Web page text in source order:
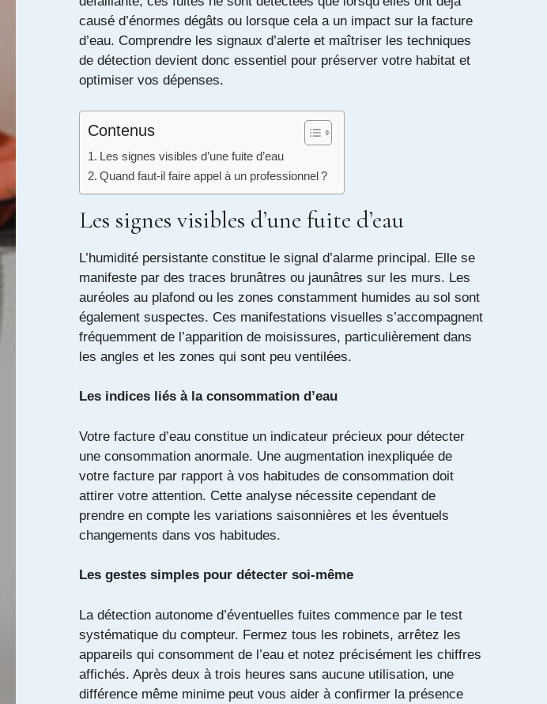
causé d’énormes dégâts ou lorsque cela a un impact sur la facture
d’eau. Comprendre les signaux d’alerte et maîtriser les techniques
de détection devient donc essentiel pour préserver votre habitat et
optimiser vos dépenses.
Contenus
Les signes visibles d’une fuite d’eau
Quand faut-il faire appel à un professionnel ?
Les signes visibles d’une fuite d’eau
L’humidité persistante constitue le signal d’alarme principal. Elle se
manifeste par des traces brunâtres ou jaunâtres sur les murs. Les
auréoles au plafond ou les zones constamment humides au sol sont
également suspectes. Ces manifestations visuelles s’accompagnent
fréquemment de l’apparition de moisissures, particulièrement dans
les angles et les zones qui sont peu ventilées.
Les indices liés à la consommation d’eau
Votre facture d’eau constitue un indicateur précieux pour détecter
une consommation anormale. Une augmentation inexpliquée de
votre facture par rapport à vos habitudes de consommation doit
attirer votre attention. Cette analyse nécessite cependant de
prendre en compte les variations saisonnières et les éventuels
changements dans vos habitudes.
Les gestes simples pour détecter soi-même
La détection autonome d’éventuelles fuites commence par le test
systématique du compteur. Fermez tous les robinets, arrêtez les
appareils qui consomment de l’eau et notez précisément les chiffres
affichés. Après deux à trois heures sans aucune utilisation, une
différence même minime peut vous aider à confirmer la présence